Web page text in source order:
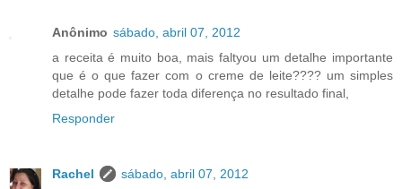
Anônimo sábado, abril 07, 2012
a receita é muito boa, mais faltyou um detalhe importante
que é o que fazer com o creme de leite???? um simples
detalhe pode fazer toda diferença no resultado final,
Responder
Rachel
sábado, abril 07, 2012